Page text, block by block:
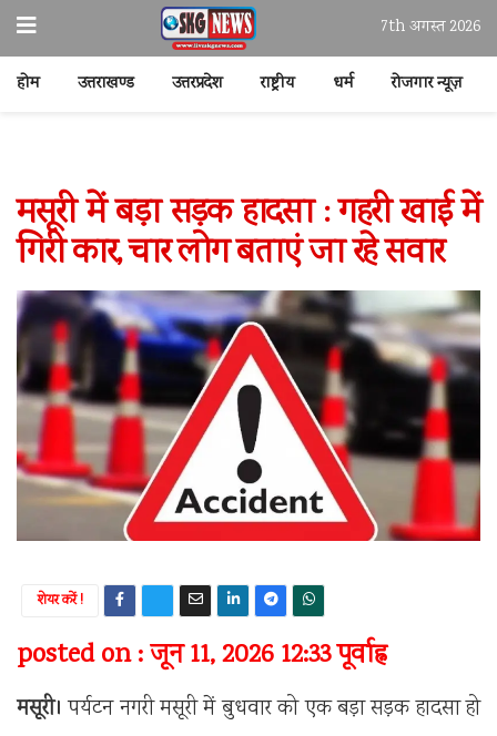
7th अगस्त 2026
होम उत्तराखण्ड उत्तरप्रदेश राष्ट्रीय धर्म रोजगार न्यूज़
मसूरी में बड़ा सड़क हादसा : गहरी खाई में
गिरी कार, चार लोग बताएं जा रहे सवार
शेयर करें !
posted on : जून 11, 2026 12:33 पूर्वाह्न
मसूरी। पर्यटन नगरी मसूरी में बुधवार को एक बड़ा सड़क हादसा हो